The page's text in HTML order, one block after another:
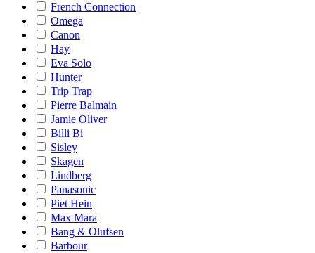
French Connection
Omega
Canon
Hay
Eva Solo
Hunter
Trip Trap
Pierre Balmain
Jamie Oliver
Billi Bi
Sisley
Skagen
Lindberg
Panasonic
Piet Hein
Max Mara
Bang & Olufsen
Barbour